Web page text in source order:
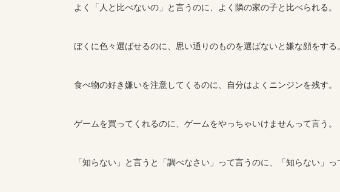
よく「人と比べないの」と言うのに、よく隣の家の子と比べられる。
ぼくに色々選ばせるのに、思い通りのものを選ばないと嫌な顔をする。
食べ物の好き嫌いを注意してくるのに、自分はよくニンジンを残す。
ゲームを買ってくれるのに、ゲームをやっちゃいけませんって言う。
「知らない」と言うと「調べなさい」って言うのに、「知らない」っ